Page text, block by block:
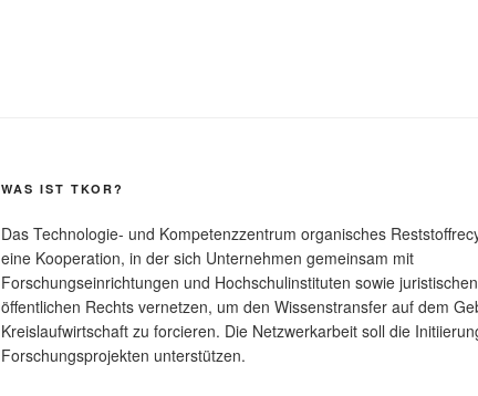
WAS IST TKOR?
Das Technologie- und Kompetenzzentrum organisches
eine Kooperation, in der sich Unternehmen gemeinsam mit
Forschungseinrichtungen und Hochschulinstituten sowie
öffentlichen Rechts vernetzen, um den Wissenstransfer auf dem
Kreislaufwirtschaft zu forcieren. Die Netzwerkarbeit soll die
Forschungsprojekten unterstützen.